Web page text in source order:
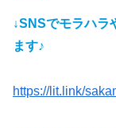
↓SNSでモラハラ
ます♪
https://lit.link/